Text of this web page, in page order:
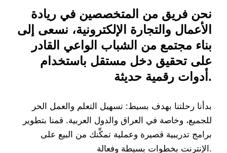
نحن فريق من المتخصصين في ريادة
الأعمال والتجارة الإلكترونية، نسعى إلى
بناء مجتمع من الشباب الواعي القادر
على تحقيق دخل مستقل باستخدام
أدوات رقمية حديثة.
بدأنا رحلتنا بهدف بسيط: تسهيل التعلم والعمل الحر
للجميع، وخاصة في العراق والدول العربية. قمنا بتطوير
برامج تدريبية قصيرة وعملية تمكِّنك من البيع على
الإنترنت بخطوات بسيطة وفعالة.